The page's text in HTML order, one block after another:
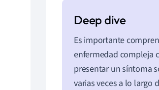
Es importante
enfermedad compleja
presentar un síntoma
varias veces a lo largo